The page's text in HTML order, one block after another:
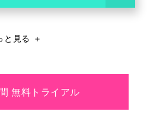
と見る ＋
無料トライアル